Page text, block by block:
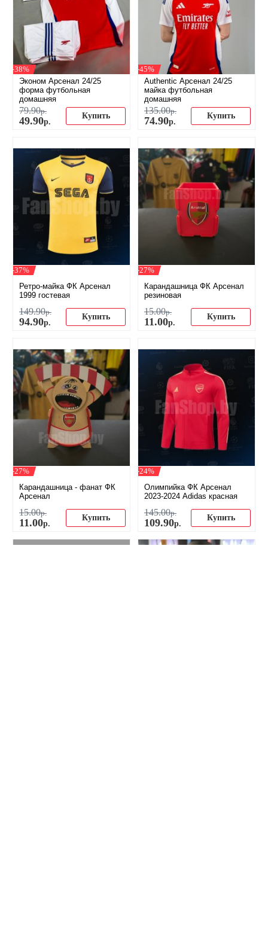
-38%
Эконом Арсенал 24/25
форма футбольная
домашняя
79.90р.
49.90р.
Купить
-45%
Authentic Арсенал 24/25
майка футбольная
домашняя
135.00р.
74.90р.
Купить
-37%
Ретро-майка ФК Арсенал
1999 гостевая
149.90р.
94.90р.
Купить
-27%
Карандашница ФК Арсенал
резиновая
15.00р.
11.00р.
Купить
-27%
Карандашница - фанат ФК
Арсенал
15.00р.
11.00р.
Купить
-24%
Олимпийка ФК Арсенал
2023-2024 Adidas красная
145.00р.
109.90р.
Купить